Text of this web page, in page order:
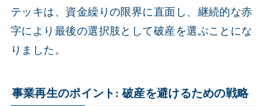
テッキは、資金繰りの限界に直面し、継続的な赤
字により最後の選択肢として破産を選ぶことにな
りました。
事業再生のポイント: 破産を避けるための戦略